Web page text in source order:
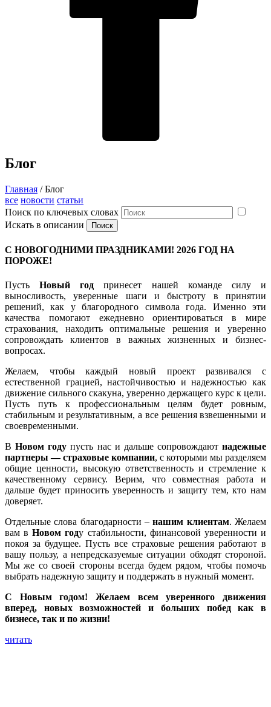
Блог
Главная /Блог
все новости статьи
Поиск по ключевых словах
Искать в описании
С НОВОГОДНИМИ ПРАЗДНИКАМИ! 2026 ГОД НА
ПОРОЖЕ!
ПустьНовый год принесет нашей команде силу и
выносливость, уверенные шаги и быстроту в принятии
решений, как у благородного символа года. Именно эти
качества помогают ежедневно ориентироваться в мире
страхования, находить оптимальные решения и уверенно
сопровождать клиентов в важных жизненных и бизнес-
вопросах.
Желаем, чтобы каждый новый проект развивался с
естественной грацией, настойчивостью и надежностью как
движение сильного скакуна, уверенно держащего курс к цели.
Пусть путь к профессиональным целям будет ровным,
стабильным и результативным, а все решения взвешенными и
своевременными.
ВНовом году пусть нас и дальше сопровождают надежные
партнеры — страховые компании, с которыми мы разделяем
общие ценности, высокую ответственность и стремление к
качественному сервису. Верим, что совместная работа и
дальше будет приносить уверенность и защиту тем, кто нам
доверяет.
Отдельные слова благодарности –нашим клиентам. Желаем
вам вНовом году стабильности, финансовой уверенности и
покоя за будущее. Пусть все страховые решения работают в
вашу пользу, а непредсказуемые ситуации обходят стороной.
Мы же со своей стороны всегда будем рядом, чтобы помочь
выбрать надежную защиту и поддержать в нужный момент.
С Новым годом! Желаем всем уверенного движения
вперед, новых возможностей и больших побед как в
бизнесе, так и по жизни!
читать